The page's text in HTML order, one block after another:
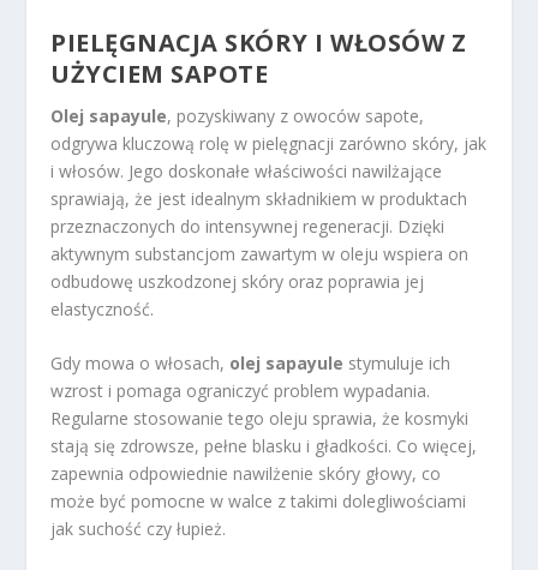
PIELĘGNACJA SKÓRY I WŁOSÓW Z
UŻYCIEM SAPOTE
Olej sapayule, pozyskiwany z owoców sapote,
odgrywa kluczową rolę w pielęgnacji zarówno skóry, jak
i włosów. Jego doskonałe właściwości nawilżające
sprawiają, że jest idealnym składnikiem w produktach
przeznaczonych do intensywnej regeneracji. Dzięki
aktywnym substancjom zawartym w oleju wspiera on
odbudowę uszkodzonej skóry oraz poprawia jej
elastyczność.
Gdy mowa o włosach, olej sapayule stymuluje ich
wzrost i pomaga ograniczyć problem wypadania.
Regularne stosowanie tego oleju sprawia, że kosmyki
stają się zdrowsze, pełne blasku i gładkości. Co więcej,
zapewnia odpowiednie nawilżenie skóry głowy, co
może być pomocne w walce z takimi dolegliwościami
jak suchość czy łupież.